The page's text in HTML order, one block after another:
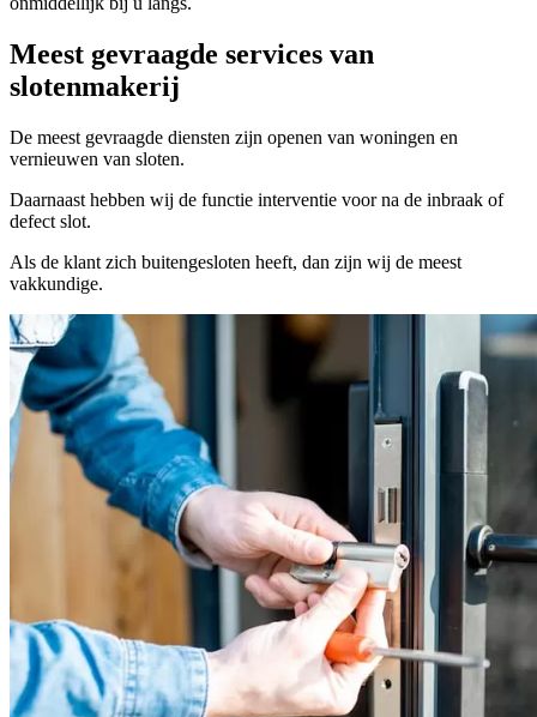
Meest gevraagde services van
slotenmakerij
De meest gevraagde diensten zijn openen van woningen en
vernieuwen van sloten.
Daarnaast hebben wij de functie interventie voor na de inbraak of
defect slot.
Als de klant zich buitengesloten heeft, dan zijn wij de meest
vakkundige.